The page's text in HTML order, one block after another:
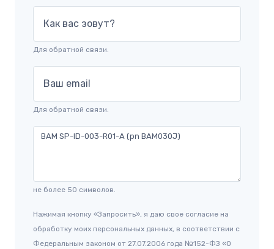
Как вас зовут?
Для обратной связи.
Ваш email
Для обратной связи.
не более 50 символов.
Нажимая кнопку «Запросить», я даю свое согласие на
обработку моих персональных данных, в соответствии с
Федеральным законом от 27.07.2006 года №152-ФЗ «О